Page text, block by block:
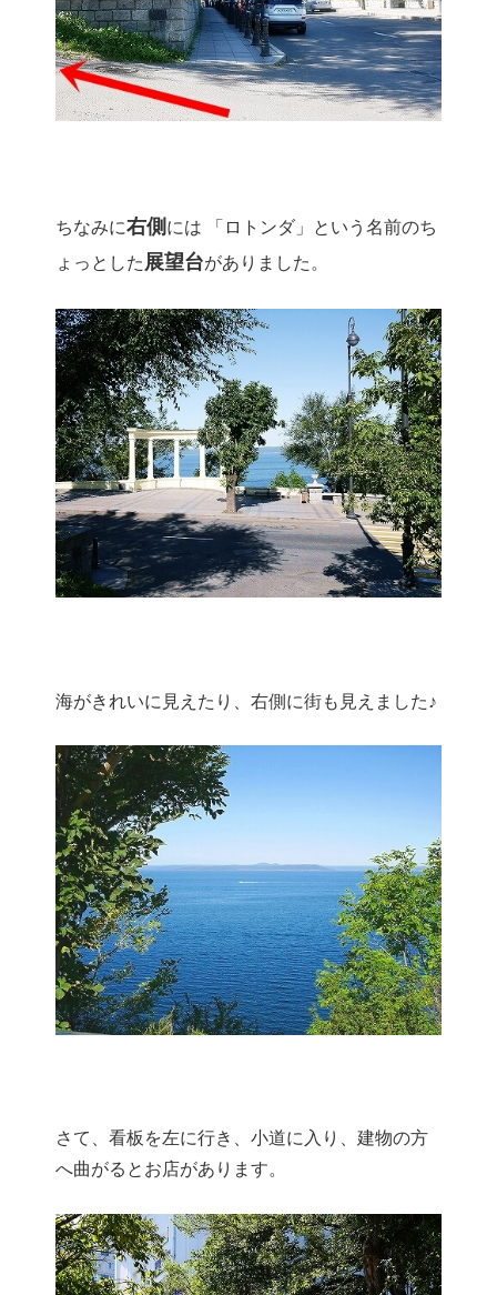
ちなみに右側 には 「ロトンダ」という名前のち
ょっとした展望台がありました。
海がきれいに見えたり、右側に街も見えました♪
さて、看板を左に行き、小道に入り、建物の方
へ曲がるとお店があります。